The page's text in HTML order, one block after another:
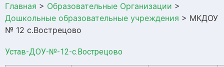
Главная > Образовательные Организации >
Дошкольные образовательные учреждения > МКДОУ
№ 12 с.Вострецово
Устав-ДОУ-№-12-с.Вострецово